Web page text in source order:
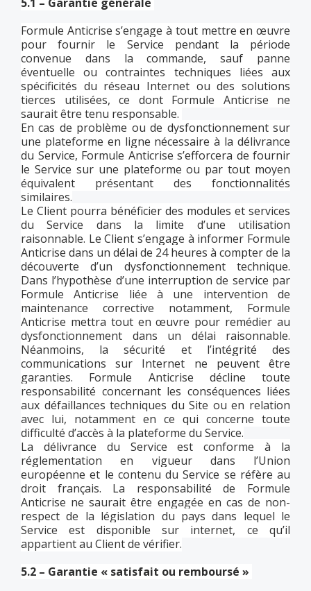
Formule Anticrise s’engage à tout mettre en œuvre
pour fournir le Service pendant la période
convenue dans la commande, sauf panne
éventuelle ou contraintes techniques liées aux
spécificités du réseau Internet ou des solutions
tierces utilisées, ce dont Formule Anticrise ne
saurait être tenu responsable.
En cas de problème ou de dysfonctionnement sur
une plateforme en ligne nécessaire à la délivrance
du Service, Formule Anticrise s’efforcera de fournir
le Service sur une plateforme ou par tout moyen
équivalent présentant des fonctionnalités
similaires.
Le Client pourra bénéficier des modules et services
du Service dans la limite d’une utilisation
raisonnable. Le Client s’engage à informer Formule
Anticrise dans un délai de 24 heures à compter de la
découverte d’un dysfonctionnement technique.
Dans l’hypothèse d’une interruption de service par
Formule Anticrise liée à une intervention de
maintenance corrective notamment, Formule
Anticrise mettra tout en œuvre pour remédier au
dysfonctionnement dans un délai raisonnable.
Néanmoins, la sécurité et l’intégrité des
communications sur Internet ne peuvent être
garanties. Formule Anticrise décline toute
responsabilité concernant les conséquences liées
aux défaillances techniques du Site ou en relation
avec lui, notamment en ce qui concerne toute
difficulté d’accès à la plateforme du Service.
La délivrance du Service est conforme à la
réglementation en vigueur dans l’Union
européenne et le contenu du Service se réfère au
droit français. La responsabilité de Formule
Anticrise ne saurait être engagée en cas de non-
respect de la législation du pays dans lequel le
Service est disponible sur internet, ce qu’il
appartient au Client de vérifier.
5.2 – Garantie « satisfait ou remboursé »